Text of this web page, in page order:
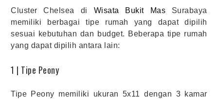
Cluster Chelsea di Wisata Bukit Mas Surabaya
memiliki berbagai tipe rumah yang dapat dipilih
sesuai kebutuhan dan budget. Beberapa tipe rumah
yang dapat dipilih antara lain:
1 | Tipe Peony
Tipe Peony memiliki ukuran 5x11 dengan 3 kamar